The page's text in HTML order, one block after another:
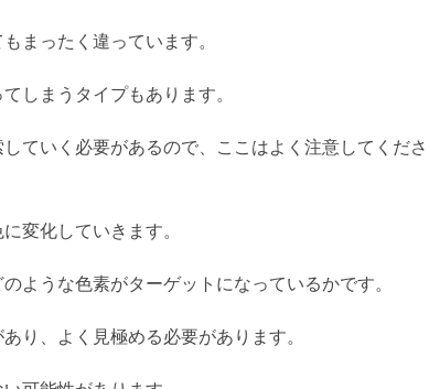
まったく違っています。
しまうタイプもあります。
ていく必要があるので、ここはよく注意してくださ
変化していきます。
ような色素がターゲットになっているかです。
り、よく見極める必要があります。